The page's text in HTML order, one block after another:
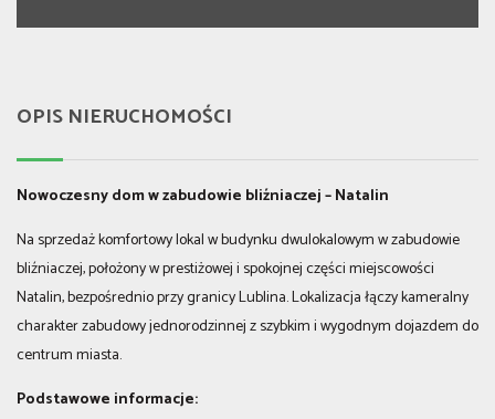
OPIS NIERUCHOMOŚCI
Nowoczesny dom w zabudowie bliźniaczej – Natalin
Na sprzedaż komfortowy lokal w budynku dwulokalowym w zabudowie
bliźniaczej, położony w prestiżowej i spokojnej części miejscowości
Natalin, bezpośrednio przy granicy Lublina. Lokalizacja łączy kameralny
charakter zabudowy jednorodzinnej z szybkim i wygodnym dojazdem do
centrum miasta.
Podstawowe informacje: